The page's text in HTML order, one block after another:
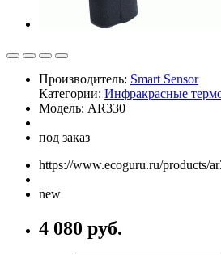
Производитель: Smart Sensor
Категории: Инфракрасные
Модель: AR330
под заказ
https://www.ecoguru.ru/products/
new
4 080 руб.